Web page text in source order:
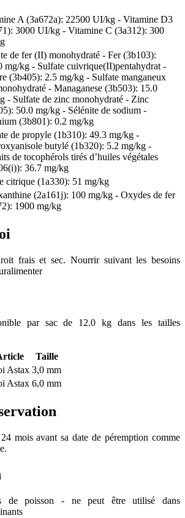
A (3a672a): 22500 UI/kg - Vitamine D3
3000 UI/kg - Vitamine C (3a312): 300
de fer (II) monohydraté - Fer (3b103):
mg/kg - Sulfate cuivrique(II)pentahydrat -
(3b405): 2.5 mg/kg - Sulfate manganeux
- Managanese (3b503): 15.0
- Sulfate de zinc monohydraté - Zinc
50.0 mg/kg - Sélénite de sodium -
(3b801): 0.2 mg/kg
de propyle (1b310): 49.3 mg/kg -
butylé (1b320): 5.2 mg/kg -
de tocophérols tirés d’huiles végétales
36.7 mg/kg
citrique (1a330): 51 mg/kg
(2a161j): 100 mg/kg - Oxydes de fer
1900 mg/kg
frais et sec. Nourrir suivant les besoins
par sac de 12.0 kg dans les tailles
Taille
Astax 3,0 mm
Astax 6,0 mm
mois avant sa date de péremption comme
de poisson - ne peut être utilisé dans